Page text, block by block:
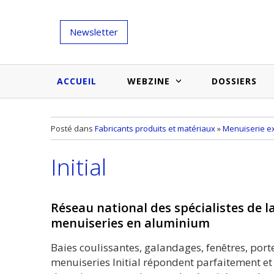
Newsletter
ACCUEIL WEBZINE
Salons et évènementiels
Médias du bâtiment
Billets d'humeur
Etudes et enquêtes
DOSSIERS
Annuaire
Actualités des membres
Posté dans Fabricants produits et matériaux»Menuiserie
Initial
Réseau national des spécialistes de
menuiseries en aluminium
Baies coulissantes, galandages, fenêtres,
menuiseries Initial répondent parfaitement